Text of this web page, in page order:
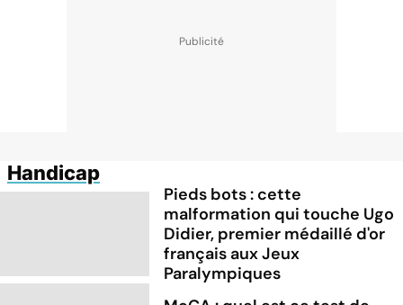
Handicap
Pieds bots : cette
malformation qui touche Ugo
Didier, premier médaillé d'or
français aux Jeux
Paralympiques